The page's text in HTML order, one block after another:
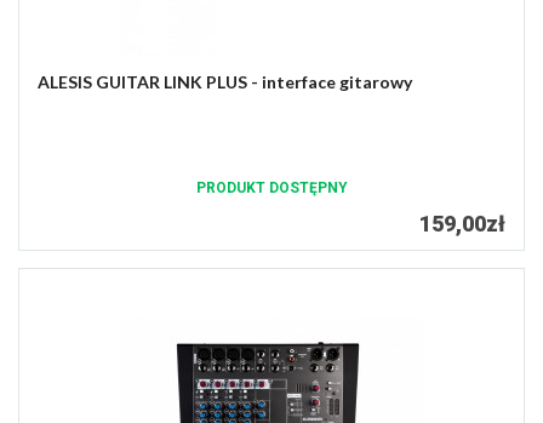
ALESIS GUITAR LINK PLUS - interface gitarowy
PRODUKT DOSTĘPNY
159,00zł